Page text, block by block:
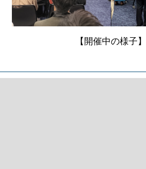
【開催中の様子】